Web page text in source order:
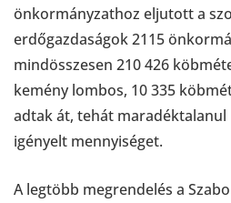
önkormányzathoz eljutott a
erdőgazdaságok 2115
mindösszesen 210 426
kemény lombos, 10 335
adtak át, tehát maradéktalanul
igényelt mennyiséget.
A legtöbb megrendelés a